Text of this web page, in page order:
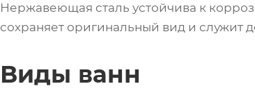
Нержавеющая сталь устойчива к
сохраняет оригинальный вид и служит
Виды ванн